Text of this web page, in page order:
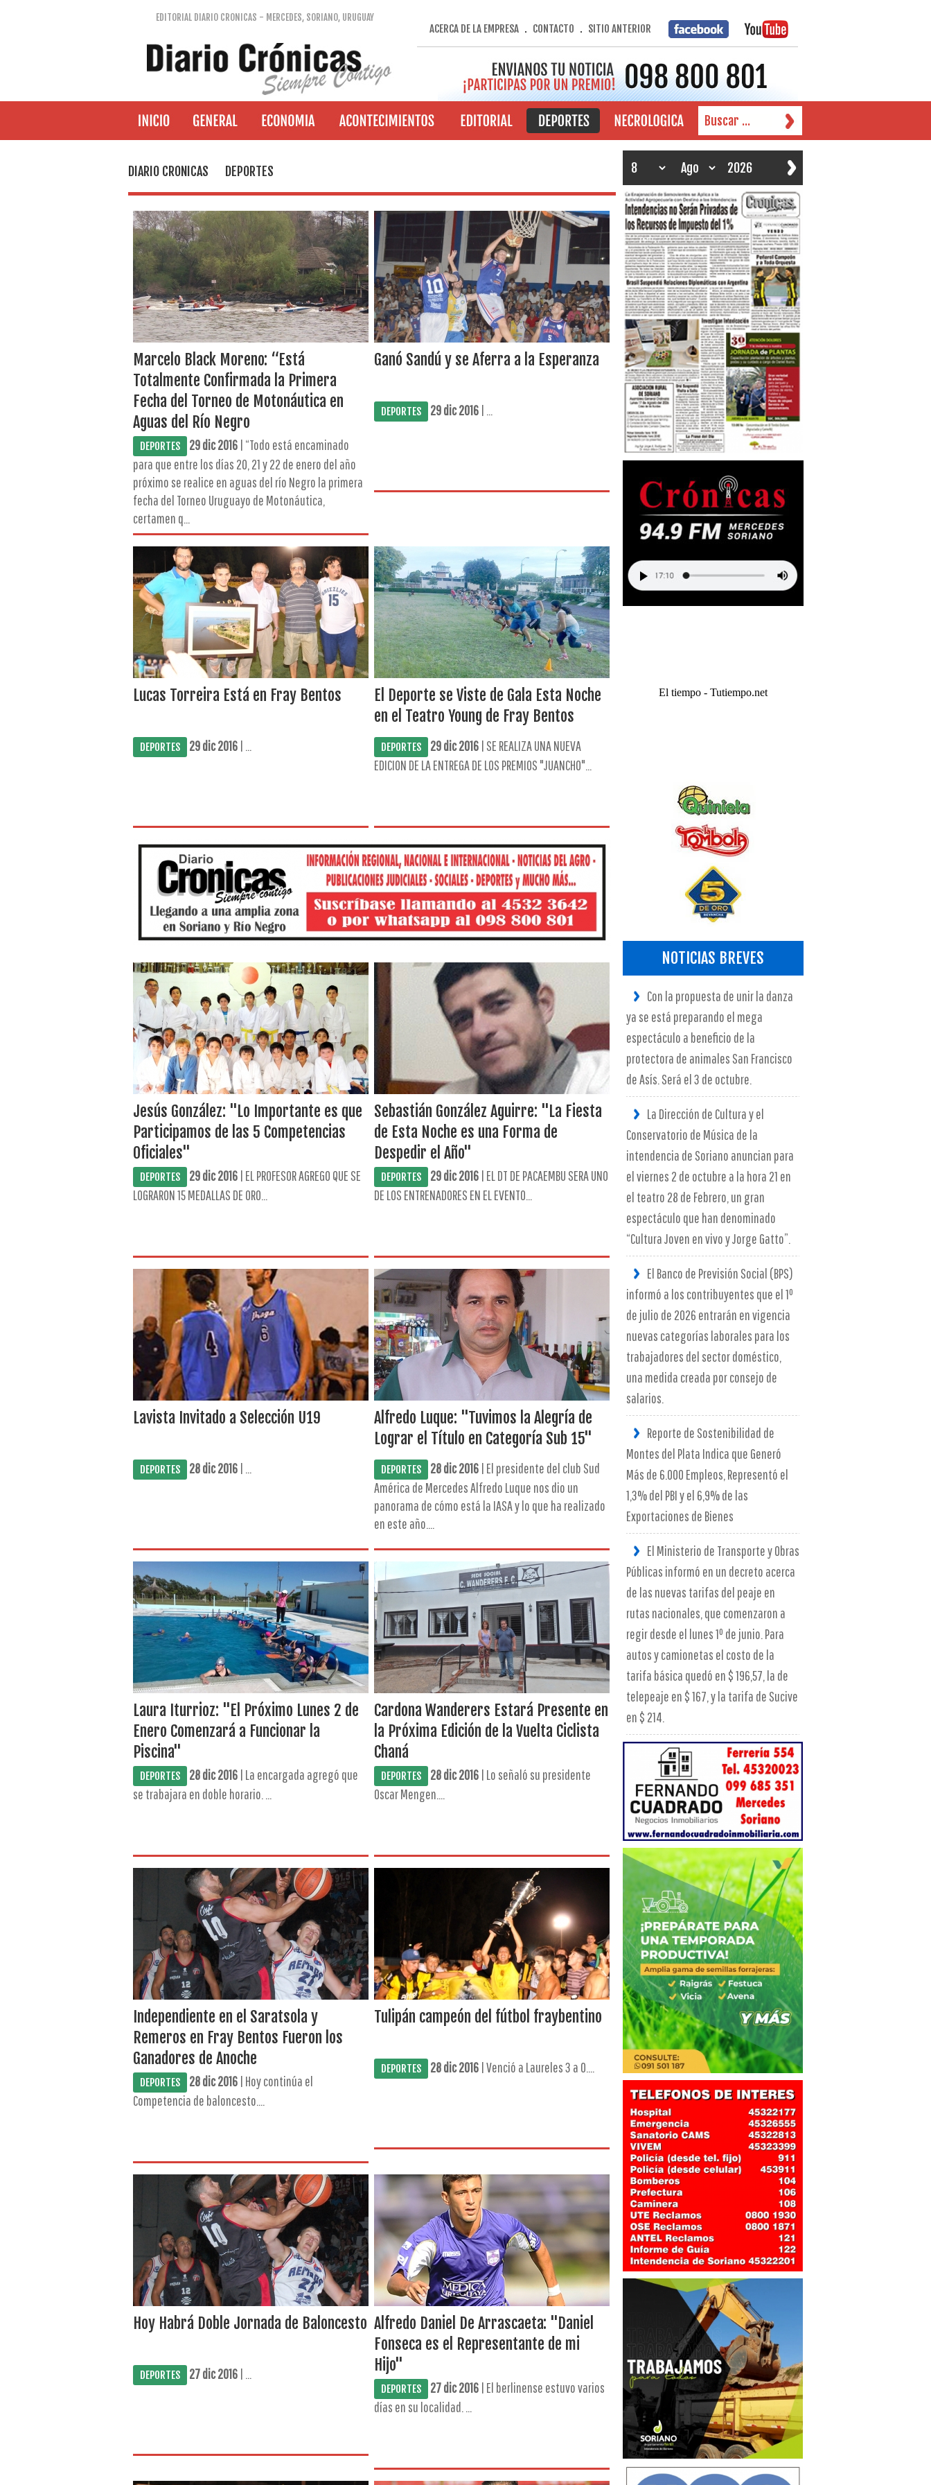
EDITORIAL DIARIO CRONICAS - MERCEDES, SORIANO, URUGUAY
ACERCA DE LA EMPRESA. CONTACTO . SITIO ANTERIOR
DIARIO CRONICAS DEPORTES
Marcelo Black Moreno: “Está
Totalmente Confirmada la Primera
Fecha del Torneo de Motonáutica en
Aguas del Río Negro
DEPORTES 29 dic 2016| “Todo está encaminado
para que entre los días 20, 21 y 22 de enero del año
próximo se realice en aguas del río Negro la primera
fecha del Torneo Uruguayo de Motonáutica,
certamen q...
Ganó Sandú y se Aferra a la Esperanza
DEPORTES 29 dic 2016| ...
Lucas Torreira Está en Fray Bentos
DEPORTES 29 dic 2016| ...
El Deporte se Viste de Gala Esta Noche
en el Teatro Young de Fray Bentos
DEPORTES 29 dic 2016| SE REALIZA UNA NUEVA
EDICION DE LA ENTREGA DE LOS PREMIOS "JUANCHO"...
Jesús González: "Lo Importante es que
Participamos de las 5 Competencias
Oficiales"
DEPORTES 29 dic 2016| EL PROFESOR AGREGO QUE SE
LOGRARON 15 MEDALLAS DE ORO...
Sebastián González Aguirre: "La Fiesta
de Esta Noche es una Forma de
Despedir el Año"
DEPORTES 29 dic 2016| EL DT DE PACAEMBU SERA UNO
DE LOS ENTRENADORES EN EL EVENTO...
Lavista Invitado a Selección U19
DEPORTES 28 dic 2016| ...
Alfredo Luque: "Tuvimos la Alegría de
Lograr el Título en Categoría Sub 15"
DEPORTES 28 dic 2016| El presidente del club Sud
América de Mercedes Alfredo Luque nos dio un
panorama de cómo está la IASA y lo que ha realizado
en este año....
Laura Iturrioz: "El Próximo Lunes 2 de
Enero Comenzará a Funcionar la
Piscina"
DEPORTES 28 dic 2016| La encargada agregó que
se trabajara en doble horario. ...
Cardona Wanderers Estará Presente en
la Próxima Edición de la Vuelta Ciclista
Chaná
DEPORTES 28 dic 2016| Lo señaló su presidente
Oscar Mengen....
Independiente en el Saratsola y
Remeros en Fray Bentos Fueron los
Ganadores de Anoche
DEPORTES 28 dic 2016| Hoy continúa el
Competencia de baloncesto....
Tulipán campeón del fútbol fraybentino
DEPORTES 28 dic 2016| Venció a Laureles 3 a 0....
Hoy Habrá Doble Jornada de Baloncesto
DEPORTES 27 dic 2016| ...
Alfredo Daniel De Arrascaeta: "Daniel
Fonseca es el Representante de mi
Hijo"
DEPORTES 27 dic 2016| El berlinense estuvo varios
días en su localidad. ...
El tiempo - Tutiempo.net
NOTICIAS BREVES
Con la propuesta de unir la danza
ya se está preparando el mega
espectáculo a beneficio de la
protectora de animales San Francisco
de Asís. Será el 3 de octubre.
La Dirección de Cultura y el
Conservatorio de Música de la
intendencia de Soriano anuncian para
el viernes 2 de octubre a la hora 21 en
el teatro 28 de Febrero, un gran
espectáculo que han denominado
“Cultura Joven en vivo y Jorge Gatto”.
El Banco de Previsión Social (BPS)
informó a los contribuyentes que el 1º
de julio de 2026 entrarán en vigencia
nuevas categorías laborales para los
trabajadores del sector doméstico,
una medida creada por consejo de
salarios.
Reporte de Sostenibilidad de
Montes del Plata Indica que Generó
Más de 6.000 Empleos, Representó el
1,3% del PBI y el 6,9% de las
Exportaciones de Bienes
El Ministerio de Transporte y Obras
Públicas informó en un decreto acerca
de las nuevas tarifas del peaje en
rutas nacionales, que comenzaron a
regir desde el lunes 1º de junio. Para
autos y camionetas el costo de la
tarifa básica quedó en $ 196,57, la de
telepeaje en $ 167, y la tarifa de Sucive
en $ 214.